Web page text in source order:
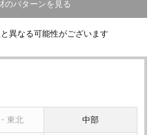
のパターンを見る
異なる可能性がございます
東北 中部